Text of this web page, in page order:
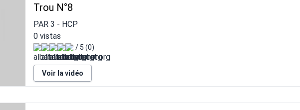
Trou N°8
PAR 3 - HCP
0 vistas
/ 5 (0)
Voir la vidéo